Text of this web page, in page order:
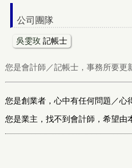
公司團隊
吳雯玫 記帳士
您是會計師／記帳士，事務所要更
您是創業者，心中有任何問題／心
您是業主，找不到會計師，希望由